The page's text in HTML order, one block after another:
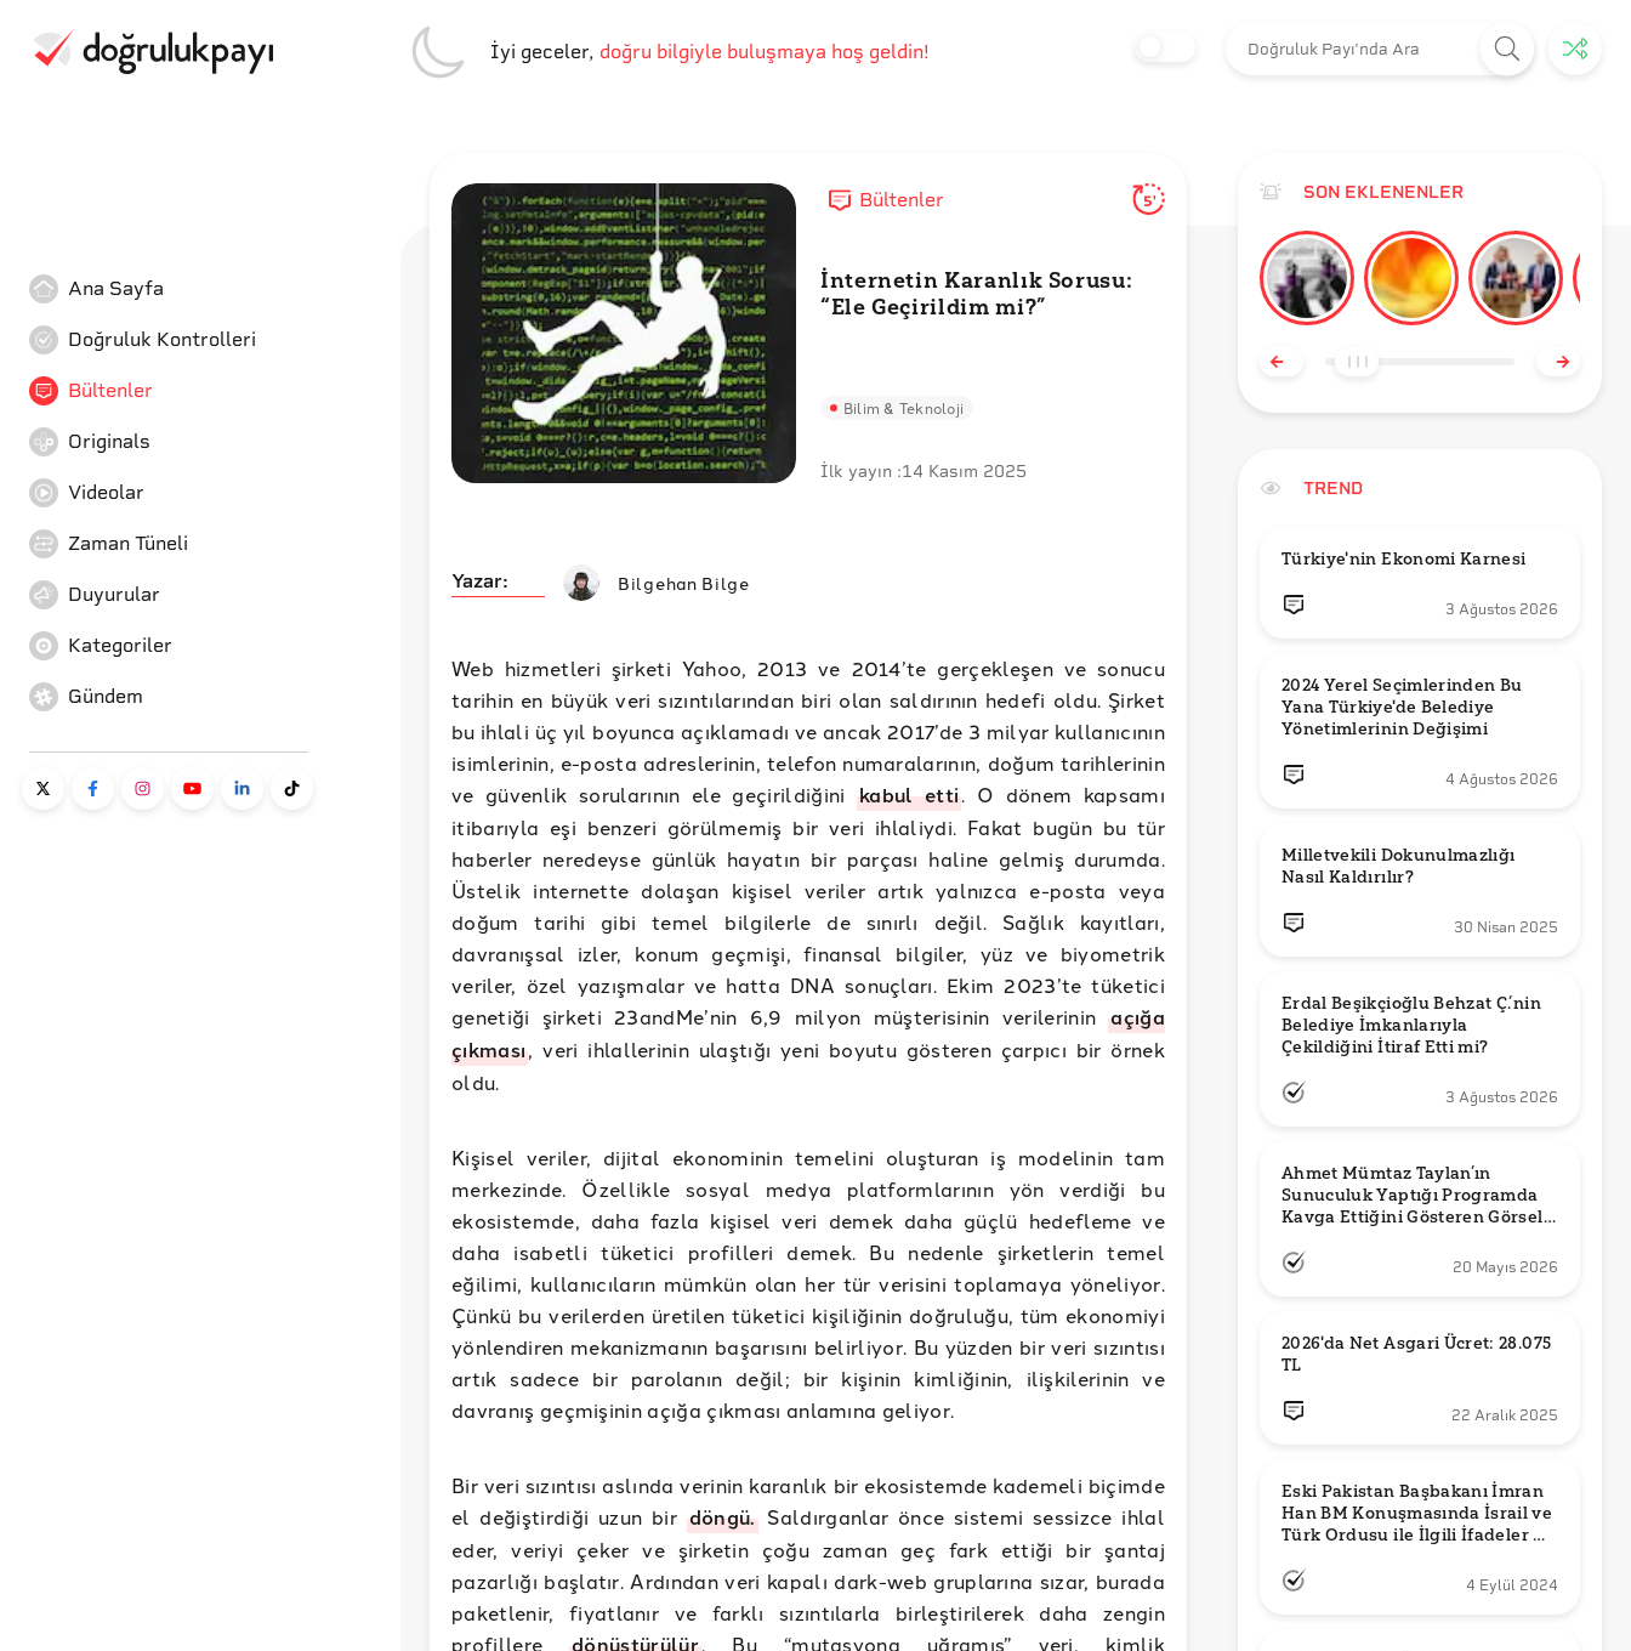
İyi geceler, doğru bilgiyle buluşmaya hoş geldin!
Ana Sayfa
Doğruluk Kontrolleri
Bültenler
Originals
Videolar
Zaman Tüneli
Duyurular
Kategoriler
Gündem
Bültenler 5'
İnternetin Karanlık Sorusu:
“Ele Geçirildim mi?”
Bilim & Teknoloji
İlk yayın :14 Kasım 2025
Yazar: Bilgehan Bilge
Web hizmetleri şirketi Yahoo, 2013 ve 2014’te gerçekleşen ve sonucu
tarihin en büyük veri sızıntılarından biri olan saldırının hedefi oldu. Şirket
bu ihlali üç yıl boyunca açıklamadı ve ancak 2017’de 3 milyar kullanıcının
isimlerinin, e-posta adreslerinin, telefon numaralarının, doğum tarihlerinin
ve güvenlik sorularının ele geçirildiğini kabul etti. O dönem kapsamı
itibarıyla eşi benzeri görülmemiş bir veri ihlaliydi. Fakat bugün bu tür
haberler neredeyse günlük hayatın bir parçası haline gelmiş durumda.
Üstelik internette dolaşan kişisel veriler artık yalnızca e-posta veya
doğum tarihi gibi temel bilgilerle de sınırlı değil. Sağlık kayıtları,
davranışsal izler, konum geçmişi, finansal bilgiler, yüz ve biyometrik
veriler, özel yazışmalar ve hatta DNA sonuçları. Ekim 2023’te tüketici
genetiği şirketi 23andMe’nin 6,9 milyon müşterisinin verilerininaçığa
çıkması, veri ihlallerinin ulaştığı yeni boyutu gösteren çarpıcı bir örnek
oldu.
Kişisel veriler, dijital ekonominin temelini oluşturan iş modelinin tam
merkezinde. Özellikle sosyal medya platformlarının yön verdiği bu
ekosistemde, daha fazla kişisel veri demek daha güçlü hedefleme ve
daha isabetli tüketici profilleri demek. Bu nedenle şirketlerin temel
eğilimi, kullanıcıların mümkün olan her tür verisini toplamaya yöneliyor.
Çünkü bu verilerden üretilen tüketici kişiliğinin doğruluğu, tüm ekonomiyi
yönlendiren mekanizmanın başarısını belirliyor. Bu yüzden bir veri sızıntısı
artık sadece bir parolanın değil; bir kişinin kimliğinin, ilişkilerinin ve
davranış geçmişinin açığa çıkması anlamına geliyor.
Bir veri sızıntısı aslında verinin karanlık bir ekosistemde kademeli biçimde
el değiştirdiği uzun bir döngü.Saldırganlar önce sistemi sessizce ihlal
eder, veriyi çeker ve şirketin çoğu zaman geç fark ettiği bir şantaj
pazarlığı başlatır. Ardından veri kapalı dark-web gruplarına sızar, burada
paketlenir, fiyatlanır ve farklı sızıntılarla birleştirilerek daha zengin
profilleredönüştürülür. Bu “mutasyona uğramış” veri, kimlik
SON EKLENENLER
TREND
Türkiye'nin Ekonomi Karnesi
3 Ağustos 2026
2024 Yerel Seçimlerinden Bu
Yana Türkiye'de Belediye
Yönetimlerinin Değişimi
4 Ağustos 2026
Milletvekili Dokunulmazlığı
Nasıl Kaldırılır?
30 Nisan 2025
Erdal Beşikçioğlu Behzat Ç.’nin
Belediye İmkanlarıyla
3 Ağustos 2026
Ahmet Mümtaz Taylan’ın
Sunuculuk Yaptığı Programda
Kavga Ettiğini Gösteren Görsel
20 Mayıs 2026
2026'da Net Asgari Ücret: 28.075
TL
22 Aralık 2025
Eski Pakistan Başbakanı İmran
Han BM Konuşmasında İsrail ve
Türk Ordusu ile İlgili İfadeler mi
4 Eylül 2024